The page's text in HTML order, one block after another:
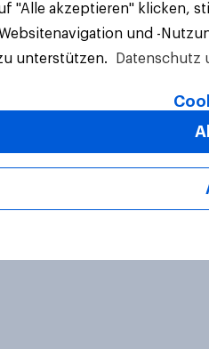
"Alle akzeptieren" klicken,
und -
unterstützen.
Datenschutz